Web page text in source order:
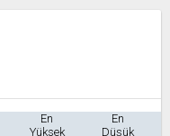
En
Yüksek
En
Düşük